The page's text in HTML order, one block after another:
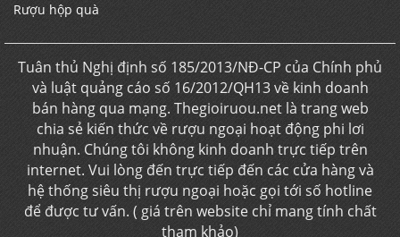
Rượu hộp quà
Tuân thủ Nghị định số 185/2013/NĐ-CP của Chính phủ
và luật quảng cáo số 16/2012/QH13 về kinh doanh
bán hàng qua mạng. Thegioiruou.net là trang web
chia sẻ kiến thức về rượu ngoại hoạt động phi lơi
nhuận. Chúng tôi không kinh doanh trực tiếp trên
internet. Vui lòng đến trực tiếp đến các cửa hàng và
hệ thống siêu thị rượu ngoại hoặc gọi tới số hotline
để được tư vấn. ( giá trên website chỉ mang tính chất
tham khảo)